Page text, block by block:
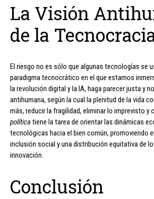
La Visión
de la
El riesgo no es sólo que algunas tecnologías se
paradigma tecnocrático en el que estamos
la revolución digital y la IA, haga parecer justa y
antihumana, según la cual la plenitud de la vida
más, reducir la fragilidad, eliminar lo imprevisto y
políticatiene la tarea de orientar las dinámicas
tecnológicas hacia el bien común, promoviendo
inclusión social y una distribución equitativa de
innovación.
Conclusión